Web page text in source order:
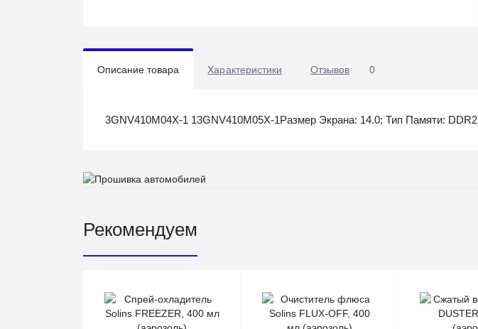
Описание товара Характеристики Отзывов 0
3GNV410M04X-1 13GNV410M05X-1Размер Экрана: 14.0; Тип Памяти: DDR2
Рекомендуем